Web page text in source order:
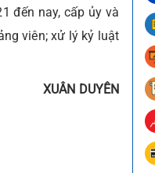
đến nay, cấp ủy và
viên; xử lý kỷ luật
XUÂN DUYÊN